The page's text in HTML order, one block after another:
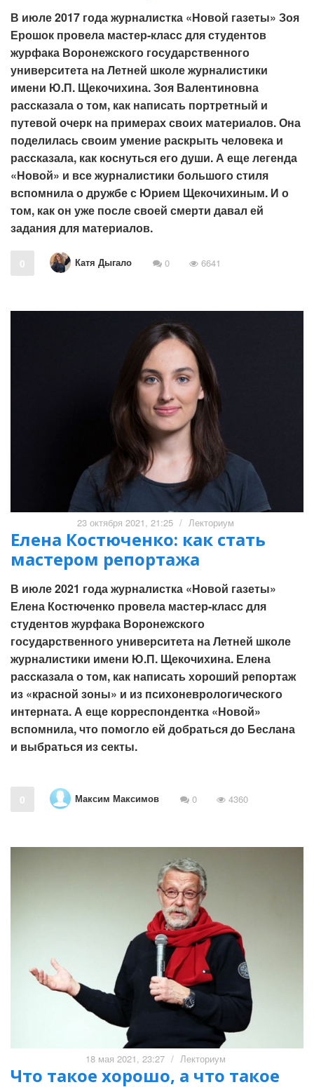
В июле 2017 года журналистка «Новой газеты» Зоя
Ерошок провела мастер-класс для студентов
журфака Воронежского государственного
университета на Летней школе журналистики
имени Ю.П. Щекочихина. Зоя Валентиновна
рассказала о том, как написать портретный и
путевой очерк на примерах своих материалов. Она
поделилась своим умение раскрыть человека и
рассказала, как коснуться его души. А еще легенда
«Новой» и все журналистики большого стиля
вспомнила о дружбе с Юрием Щекочихиным. И о
том, как он уже после своей смерти давал ей
задания для материалов.
0 Катя Дыгало 0 6641
23 октября 2021, 21:25 / Лекториум
Елена Костюченко: как стать
мастером репортажа
В июле 2021 года журналистка «Новой газеты»
Елена Костюченко провела мастер-класс для
студентов журфака Воронежского
государственного университета на Летней школе
журналистики имени Ю.П. Щекочихина. Елена
рассказала о том, как написать хороший репортаж
из «красной зоны» и из психоневрологического
интерната. А еще корреспондентка «Новой»
вспомнила, что помогло ей добраться до Беслана
и выбраться из секты.
0 Максим Максимов 0 4360
18 мая 2021, 23:27 / Лекториум
Что такое хорошо, а что такое